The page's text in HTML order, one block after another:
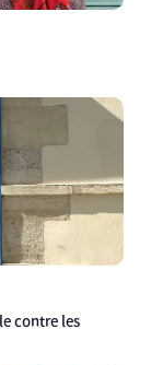
contre les